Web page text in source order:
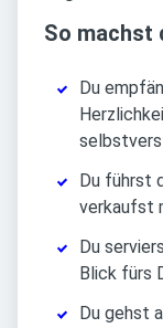
So machst
Du
Du führst
verkaufst
Du
Blick fürs
Du gehst